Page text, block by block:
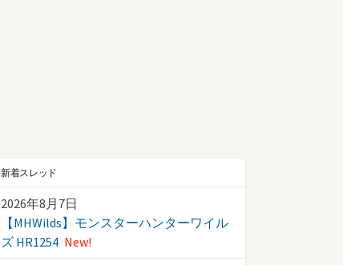
新着スレッド
2026年8月7日
【MHWilds】モンスターハンターワイル
ズ HR1254 New!